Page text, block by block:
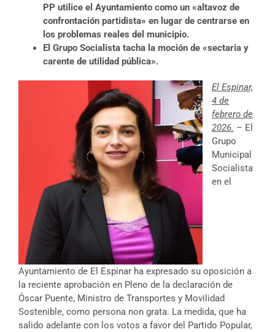
PP utilice el Ayuntamiento como un «altavoz de
confrontación partidista» en lugar de centrarse en
los problemas reales del municipio.
El Grupo Socialista tacha la moción de «sectaria y
carente de utilidad pública».
El Espinar,
4 de
febrero de
2026. – El
Grupo
Municipal
Socialista
en el
Ayuntamiento de El Espinar ha expresado su oposición a
la reciente aprobación en Pleno de la declaración de
Óscar Puente, Ministro de Transportes y Movilidad
Sostenible, como persona non grata. La medida, que ha
salido adelante con los votos a favor del Partido Popular,